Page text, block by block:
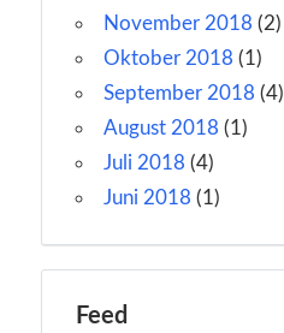
November 2018 (2)
Oktober 2018 (1)
September 2018 (4)
August 2018 (1)
Juli 2018 (4)
Juni 2018 (1)
Feed